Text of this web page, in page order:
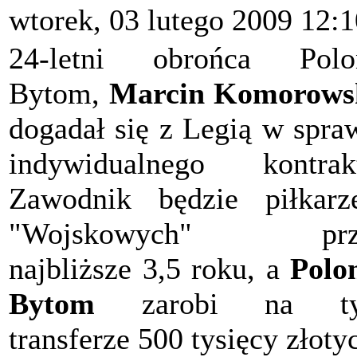
wtorek, 03 lutego 2009
24-letni obrońca
Bytom, Marcin
dogadał się z Legią w
indywidualnego
Zawodnik będzie
"Wojskowych"
najbliższe 3,5 roku, a
Bytom zarobi na
transferze 500 tysięcy